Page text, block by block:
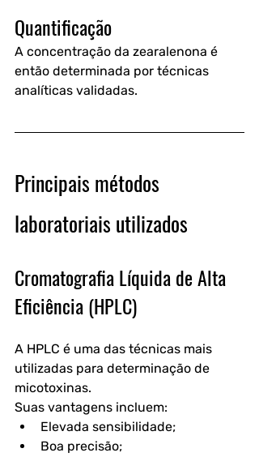
Quantificação
A concentração da zearalenona é
então determinada por técnicas
analíticas validadas.
Principais métodos
laboratoriais utilizados
Cromatografia Líquida de Alta
Eficiência (HPLC)
A HPLC é uma das técnicas mais
utilizadas para determinação de
micotoxinas.
Suas vantagens incluem:
Elevada sensibilidade;
Boa precisão;